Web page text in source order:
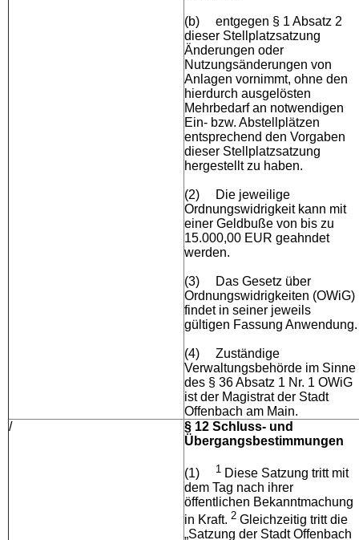
(b)
entgegen § 1 Absatz 2
dieser Stellplatzsatzung
Änderungen oder
Nutzungsänderungen von
Anlagen vornimmt, ohne den
hierdurch ausgelösten
Mehrbedarf an notwendigen
Ein- bzw. Abstellplätzen
entsprechend den Vorgaben
dieser Stellplatzsatzung
hergestellt zu haben.
(2)
Die jeweilige
Ordnungswidrigkeit kann mit
einer Geldbuße von bis zu
15.000,00 EUR geahndet
werden.
(3)
Das Gesetz über
Ordnungswidrigkeiten (OWiG)
findet in seiner jeweils
gültigen Fassung Anwendung.
(4)
Zuständige
Verwaltungsbehörde im Sinne
des § 36 Absatz 1 Nr. 1 OWiG
ist der Magistrat der Stadt
Offenbach am Main.
/
§ 12 Schluss- und
Übergangsbestimmungen
(1) 1 Diese Satzung tritt mit
dem Tag nach ihrer
öffentlichen Bekanntmachung
in Kraft. 2 Gleichzeitig tritt die
„Satzung der Stadt Offenbach